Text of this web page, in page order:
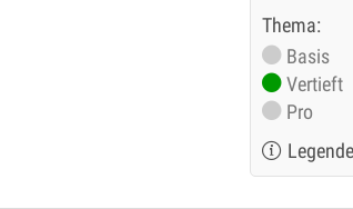
Thema:
Basis
Vertieft
Pro
Legende